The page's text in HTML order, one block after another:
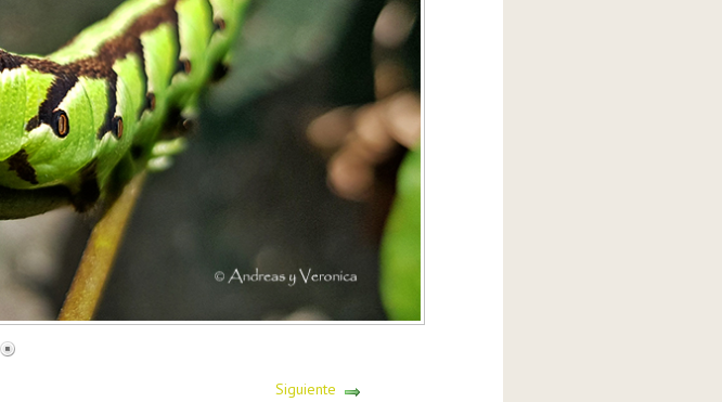
Siguiente